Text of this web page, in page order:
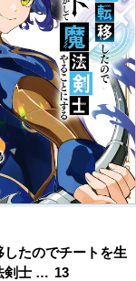
したのでチートを生
剣士 … 13